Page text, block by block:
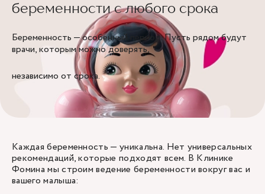
беременности с любого срока
Беременность — особенный период. Пусть рядом будут
врачи, которым можно доверять,
независимо от срока.
Каждая беременность — уникальна. Нет универсальных
рекомендаций, которые подходят всем. В Клинике
Фомина мы строим ведение беременности вокруг вас и
вашего малыша: